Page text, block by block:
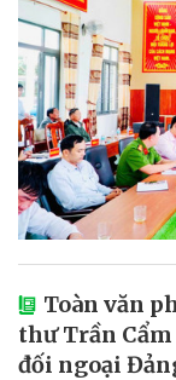
Toàn văn
thư Trần
đối ngoại